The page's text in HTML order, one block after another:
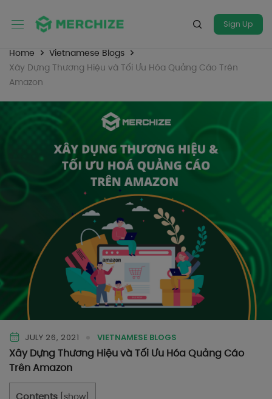
Sign Up
Home
Vietnamese Blogs
Xây Dựng Thương Hiệu và Tối Ưu Hóa Quảng Cáo Trên
Amazon
JULY 26, 2021 VIETNAMESE BLOGS
Xây Dựng Thương Hiệu và Tối Ưu Hóa Quảng Cáo
Trên Amazon
Contents